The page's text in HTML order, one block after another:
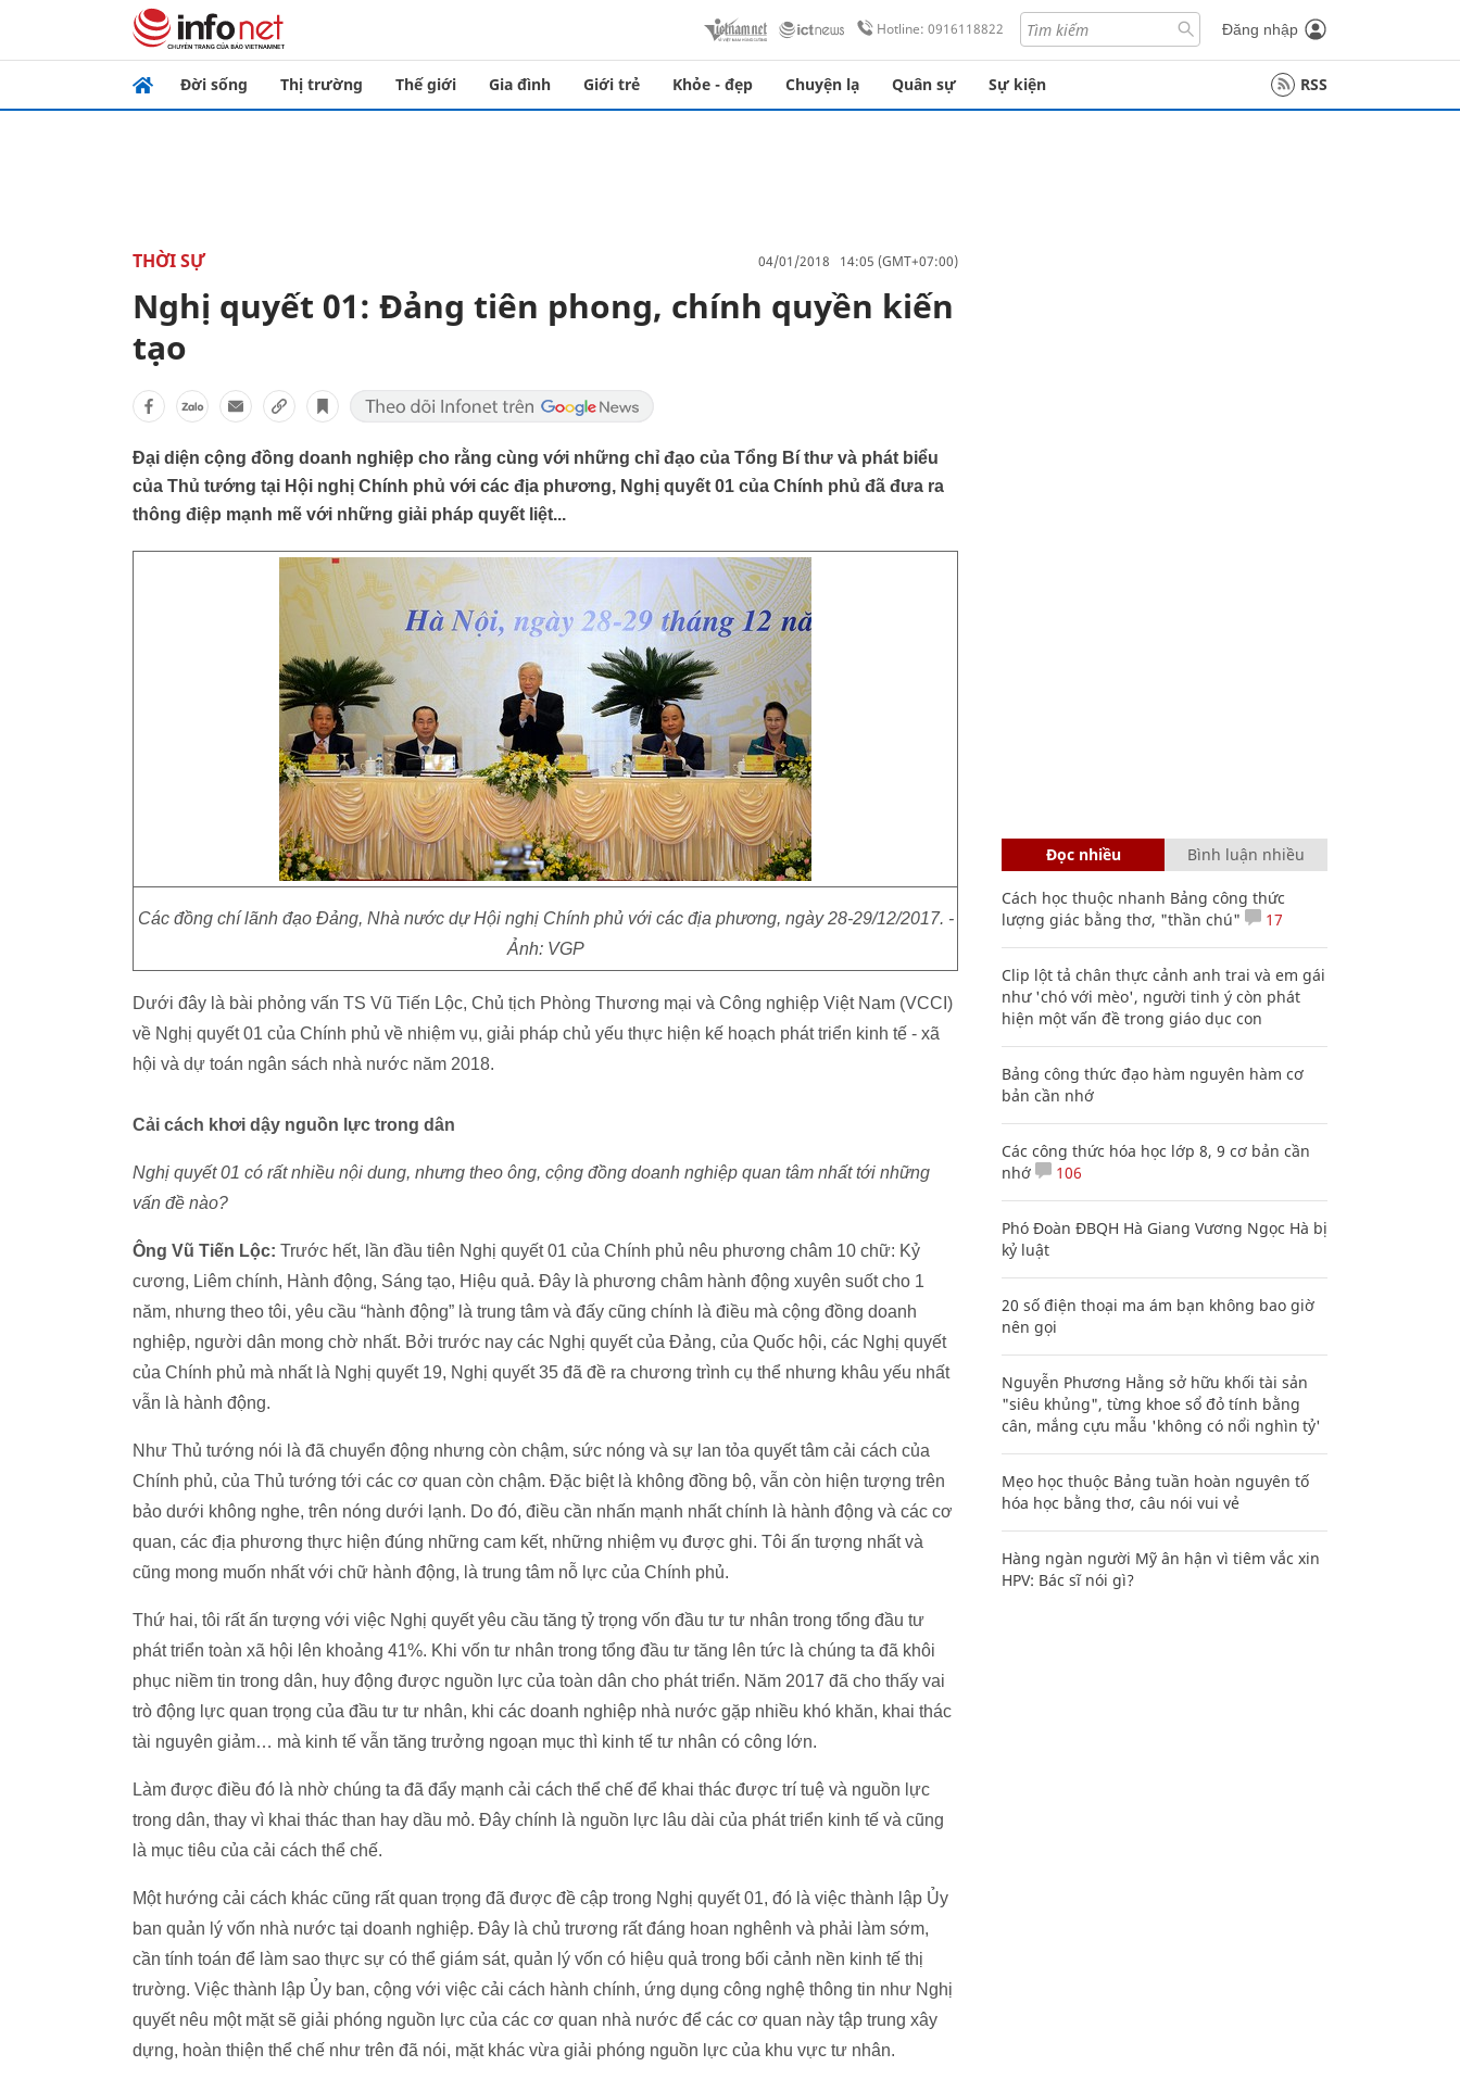
Hotline: 0916118822 Đăng nhập
Đời sống Thị trường Thế giới Gia đình Giới trẻ Khỏe - đẹp Chuyện lạ Quân sự Sự kiện RSS
THỜI SỰ 04/01/2018 14:05 (GMT+07:00)
Nghị quyết 01: Đảng tiên phong, chính quyền kiến
tạo
Đại diện cộng đồng doanh nghiệp cho rằng cùng với những chỉ đạo của Tổng Bí thư và phát biểu
của Thủ tướng tại Hội nghị Chính phủ với các địa phương, Nghị quyết 01 của Chính phủ đã đưa ra
thông điệp mạnh mẽ với những giải pháp quyết liệt...
Các đồng chí lãnh đạo Đảng, Nhà nước dự Hội nghị Chính phủ với các địa phương, ngày 28-29/12/2017. -
Ảnh: VGP
Dưới đây là bài phỏng vấn TS Vũ Tiến Lộc, Chủ tịch Phòng Thương mại và Công nghiệp Việt Nam (VCCI)
về Nghị quyết 01 của Chính phủ về nhiệm vụ, giải pháp chủ yếu thực hiện kế hoạch phát triển kinh tế - xã
hội và dự toán ngân sách nhà nước năm 2018.
Cải cách khơi dậy nguồn lực trong dân
Nghị quyết 01 có rất nhiều nội dung, nhưng theo ông, cộng đồng doanh nghiệp quan tâm nhất tới những
vấn đề nào?
Ông Vũ Tiến Lộc: Trước hết, lần đầu tiên Nghị quyết 01 của Chính phủ nêu phương châm 10 chữ: Kỷ
cương, Liêm chính, Hành động, Sáng tạo, Hiệu quả. Đây là phương châm hành động xuyên suốt cho 1
năm, nhưng theo tôi, yêu cầu “hành động” là trung tâm và đấy cũng chính là điều mà cộng đồng doanh
nghiệp, người dân mong chờ nhất. Bởi trước nay các Nghị quyết của Đảng, của Quốc hội, các Nghị quyết
của Chính phủ mà nhất là Nghị quyết 19, Nghị quyết 35 đã đề ra chương trình cụ thể nhưng khâu yếu nhất
vẫn là hành động.
Như Thủ tướng nói là đã chuyển động nhưng còn chậm, sức nóng và sự lan tỏa quyết tâm cải cách của
Chính phủ, của Thủ tướng tới các cơ quan còn chậm. Đặc biệt là không đồng bộ, vẫn còn hiện tượng trên
bảo dưới không nghe, trên nóng dưới lạnh. Do đó, điều cần nhấn mạnh nhất chính là hành động và các cơ
quan, các địa phương thực hiện đúng những cam kết, những nhiệm vụ được ghi. Tôi ấn tượng nhất và
cũng mong muốn nhất với chữ hành động, là trung tâm nỗ lực của Chính phủ.
Thứ hai, tôi rất ấn tượng với việc Nghị quyết yêu cầu tăng tỷ trọng vốn đầu tư tư nhân trong tổng đầu tư
phát triển toàn xã hội lên khoảng 41%. Khi vốn tư nhân trong tổng đầu tư tăng lên tức là chúng ta đã khôi
phục niềm tin trong dân, huy động được nguồn lực của toàn dân cho phát triển. Năm 2017 đã cho thấy vai
trò động lực quan trọng của đầu tư tư nhân, khi các doanh nghiệp nhà nước gặp nhiều khó khăn, khai thác
tài nguyên giảm… mà kinh tế vẫn tăng trưởng ngoạn mục thì kinh tế tư nhân có công lớn.
Làm được điều đó là nhờ chúng ta đã đẩy mạnh cải cách thể chế để khai thác được trí tuệ và nguồn lực
trong dân, thay vì khai thác than hay dầu mỏ. Đây chính là nguồn lực lâu dài của phát triển kinh tế và cũng
là mục tiêu của cải cách thể chế.
Một hướng cải cách khác cũng rất quan trọng đã được đề cập trong Nghị quyết 01, đó là việc thành lập Ủy
ban quản lý vốn nhà nước tại doanh nghiệp. Đây là chủ trương rất đáng hoan nghênh và phải làm sớm,
cần tính toán để làm sao thực sự có thể giám sát, quản lý vốn có hiệu quả trong bối cảnh nền kinh tế thị
trường. Việc thành lập Ủy ban, cộng với việc cải cách hành chính, ứng dụng công nghệ thông tin như Nghị
quyết nêu một mặt sẽ giải phóng nguồn lực của các cơ quan nhà nước để các cơ quan này tập trung xây
dựng, hoàn thiện thể chế như trên đã nói, mặt khác vừa giải phóng nguồn lực của khu vực tư nhân.
Đọc nhiều Bình luận nhiều
Cách học thuộc nhanh Bảng công thức
lượng giác bằng thơ, "thần chú"
17
Clip lột tả chân thực cảnh anh trai và em gái
như 'chó với mèo', người tinh ý còn phát
hiện một vấn đề trong giáo dục con
Bảng công thức đạo hàm nguyên hàm cơ
bản cần nhớ
Các công thức hóa học lớp 8, 9 cơ bản cần
nhớ
106
Phó Đoàn ĐBQH Hà Giang Vương Ngọc Hà bị
kỷ luật
20 số điện thoại ma ám bạn không bao giờ
nên gọi
Nguyễn Phương Hằng sở hữu khối tài sản
"siêu khủng", từng khoe sổ đỏ tính bằng
cân, mắng cựu mẫu 'không có nổi nghìn tỷ'
Mẹo học thuộc Bảng tuần hoàn nguyên tố
hóa học bằng thơ, câu nói vui vẻ
Hàng ngàn người Mỹ ân hận vì tiêm vắc xin
HPV: Bác sĩ nói gì?